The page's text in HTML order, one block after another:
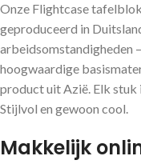
Onze Flightcase
geproduceerd in
arbeidsomstandigheden
hoogwaardige
product uit Azië. Elk stuk
Stijlvol en gewoon cool.
Makkelijk